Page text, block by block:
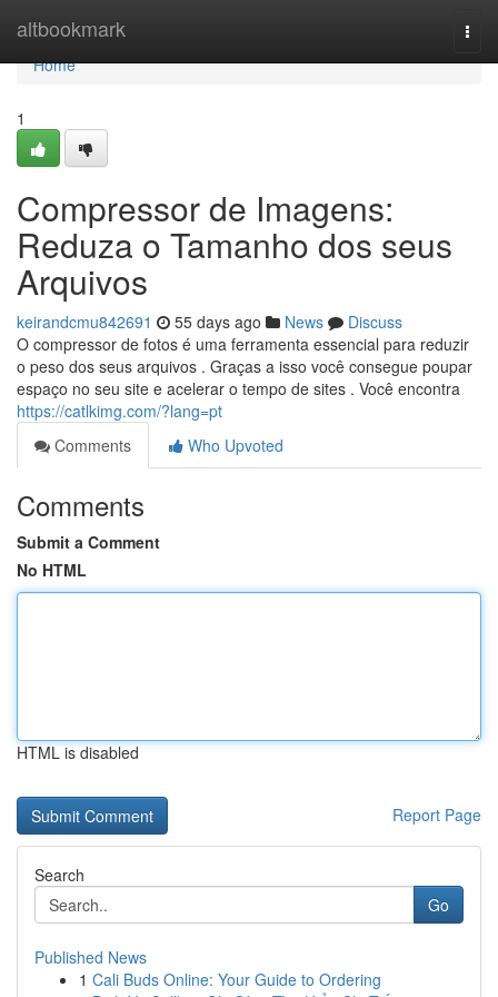
altbookmark
Home
Home
1
Compressor de Imagens:
Reduza o Tamanho dos seus
Arquivos
keirandcmu842691 55 days ago News
Discuss
O compressor de fotos é uma ferramenta essencial para reduzir
o peso dos seus arquivos . Graças a isso você consegue poupar
espaço no seu site e acelerar o tempo de sites . Você encontra
https://catlkimg.com/?lang=pt
Comments
Who Upvoted
Comments
Submit a Comment
No HTML
HTML is disabled
Report Page
Search
Go
Published News
1 Cali Buds Online: Your Guide to Ordering